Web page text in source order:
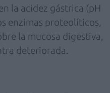
la acidez gástrica (pH
enzimas proteolíticos,
la mucosa digestiva,
deteriorada.